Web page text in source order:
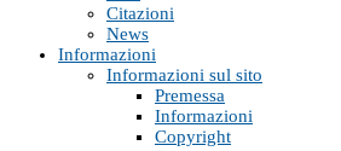
Citazioni
News
Informazioni
Informazioni sul sito
Premessa
Informazioni
Copyright